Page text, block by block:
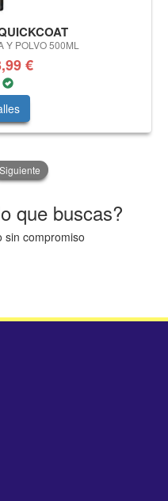
Y POLVO 500ML
€
Siguiente
que buscas?
sin compromiso